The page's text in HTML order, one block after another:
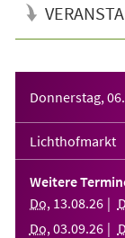
Donnerstag,
Lichthofmarkt
Weitere
Do, 13.08.26
Do, 03.09.26